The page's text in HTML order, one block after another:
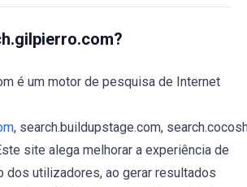
é um motor de pesquisa de Internet
, search.buildupstage.com,
site alega melhorar a experiência de
dos utilizadores, ao gerar resultados